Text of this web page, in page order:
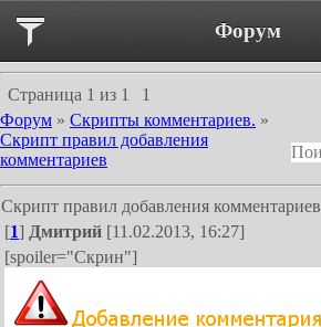
Форум
Страница 1 из 1
1
Форум » Скрипты комментариев. »
Скрипт правил добавления
комментариев
Скрипт правил добавления комментариев
[1] Дмитрий [11.02.2013, 16:27]
[spoiler="Скрин"]